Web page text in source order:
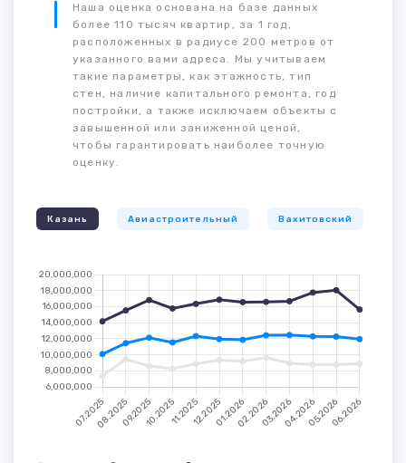
Наша оценка основана на базе данных
более 110 тысяч квартир, за 1 год,
расположенных в радиусе 200 метров от
указанного вами адреса. Мы учитываем
такие параметры, как этажность, тип
стен, наличие капитального ремонта, год
постройки, а также исключаем объекты с
завышенной или заниженной ценой,
чтобы гарантировать наиболее точную
оценку.
Казань Авиастроительный Вахитовский